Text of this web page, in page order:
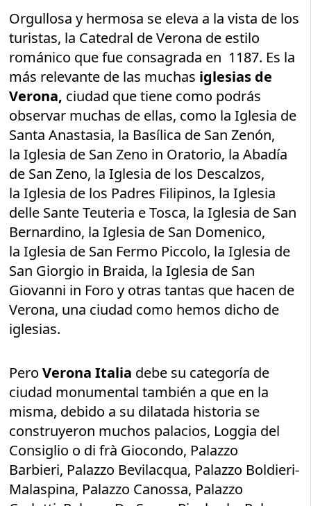
Orgullosa y hermosa se eleva a la vista de los
turistas, la Catedral de Verona de estilo
románico que fue consagrada en 1187. Es la
más relevante de las muchas iglesias de
Verona, ciudad que tiene como podrás
observar muchas de ellas, como la Iglesia de
Santa Anastasia, la Basílica de San Zenón,
la Iglesia de San Zeno in Oratorio, la Abadía
de San Zeno, la Iglesia de los Descalzos,
la Iglesia de los Padres Filipinos, la Iglesia
delle Sante Teuteria e Tosca, la Iglesia de San
Bernardino, la Iglesia de San Domenico,
la Iglesia de San Fermo Piccolo, la Iglesia de
San Giorgio in Braida, la Iglesia de San
Giovanni in Foro y otras tantas que hacen de
Verona, una ciudad como hemos dicho de
iglesias.
PeroVerona Italia debe su categoría de
ciudad monumental también a que en la
misma, debido a su dilatada historia se
construyeron muchos palacios, Loggia del
Consiglio o di frà Giocondo, Palazzo
Barbieri, Palazzo Bevilacqua, Palazzo Boldieri-
Malaspina, Palazzo Canossa, Palazzo